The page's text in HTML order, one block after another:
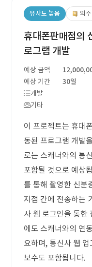
유사도 높음 외주
휴대폰판매점의
로그램 개발
예상 금액
예상 기간
30일
개발
기타
이 프로젝트는 휴대
동된 프로그램 개발
로는 스캐너와의 통
포함될 것으로 예상
를 통해 촬영한 신분
지점 간에 전송하는
사 웹 로그인을 통한
에도 스캐너와의 연
요하며, 통신사 웹
보수도 포함됩니다.